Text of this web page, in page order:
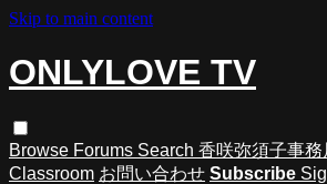
Skip to main content
ONLYLOVE TV
Browse Forums Search 香咲弥須子事務
Classroom お問い合わせ Subscribe